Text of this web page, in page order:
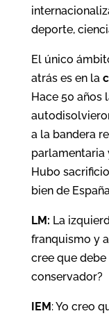
deporte,
El único
atrás es en la
Hace 50 años
a la bandera
parlamentaria
Hubo
bien de
LM: La
franquismo y
cree que
conservador?
IEM : Yo creo